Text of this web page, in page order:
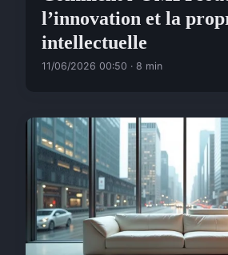
l’innovation et la
intellectuelle
11/06/2026 00:50 · 8 min